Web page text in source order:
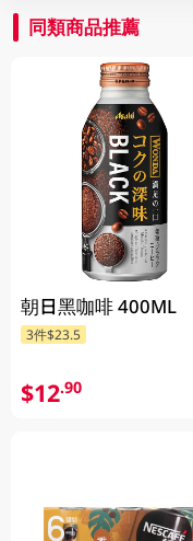
同類商品推薦
朝日黑咖啡 400ML
3件$23.5
$12.90